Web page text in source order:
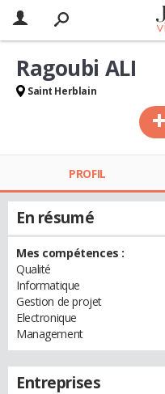
Ragoubi ALI
Saint Herblain
PROFIL
En résumé
Mes compétences :
Qualité
Informatique
Gestion de projet
Electronique
Management
Entreprises